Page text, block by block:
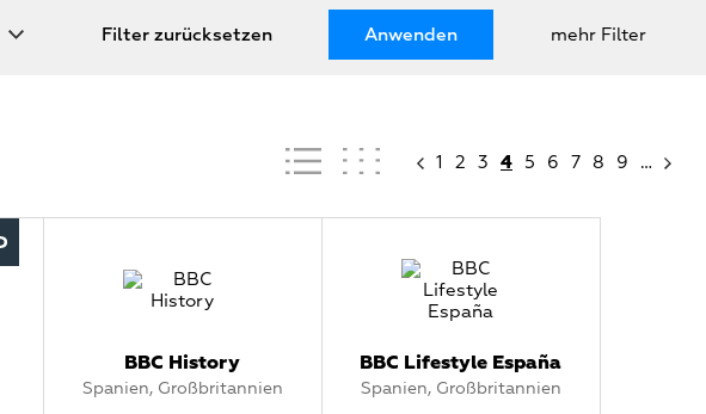
Filter zurücksetzen Anwenden mehr Filter
1 2 3 4 5 6 7 8 9 …
BBC History
Spanien, Großbritannien
BBC Lifestyle España
Spanien, Großbritannien